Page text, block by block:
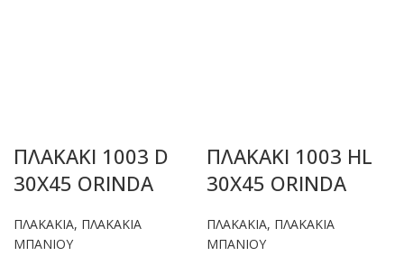
ΠΛΑΚΑΚΙ 1003 D
30X45 ORINDA
ΠΛΑΚΑΚΙΑ, ΠΛΑΚΑΚΙΑ
ΜΠΑΝΙΟΥ
ΠΛΑΚΑΚΙ 1003 HL
30X45 ORINDA
ΠΛΑΚΑΚΙΑ, ΠΛΑΚΑΚΙΑ
ΜΠΑΝΙΟΥ